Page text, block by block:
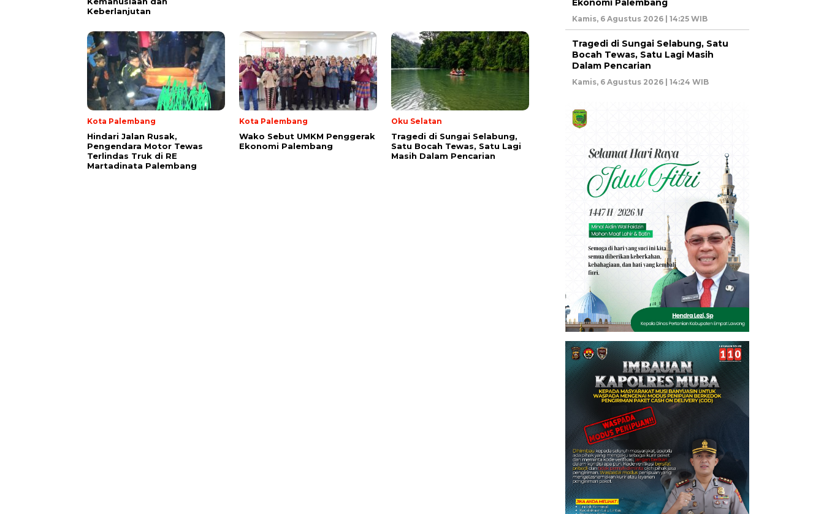
Keberlanjutan
Kota Palembang
Hindari Jalan Rusak,
Pengendara Motor Tewas
Terlindas Truk di RE
Martadinata Palembang
Kota Palembang
Wako Sebut UMKM Penggerak
Ekonomi Palembang
Oku Selatan
Tragedi di Sungai Selabung,
Satu Bocah Tewas, Satu Lagi
Masih Dalam Pencarian
Ekonomi Palembang
Kamis, 6 Agustus 2026 | 14:25 WIB
Tragedi di Sungai Selabung, Satu
Bocah Tewas, Satu Lagi Masih
Dalam Pencarian
Kamis, 6 Agustus 2026 | 14:24 WIB